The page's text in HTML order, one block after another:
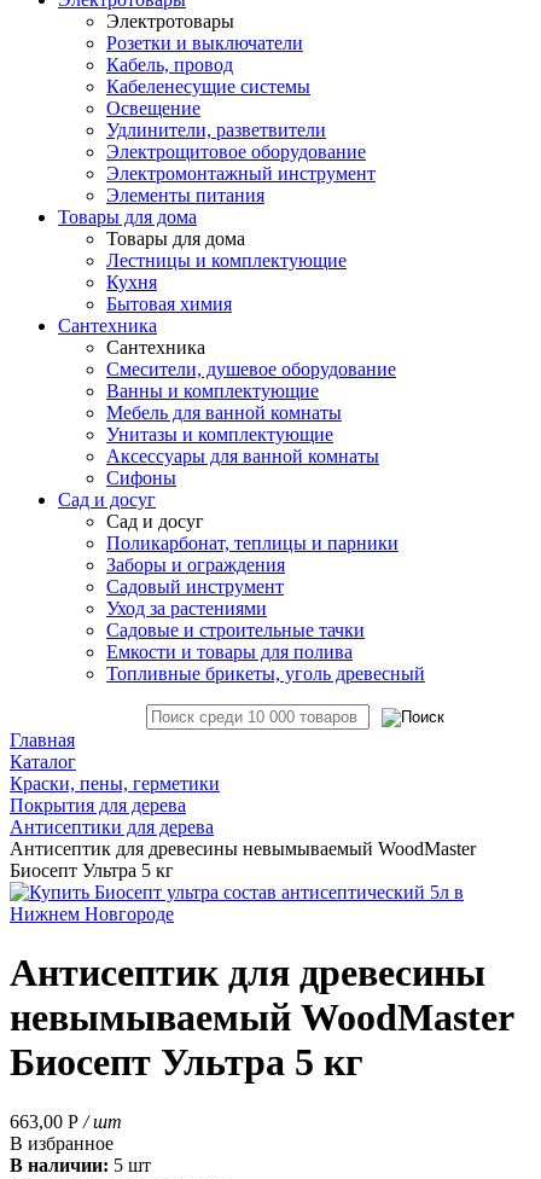
Электротовары
Розетки и выключатели
Кабель, провод
Кабеленесущие системы
Освещение
Удлинители, разветвители
Электрощитовое оборудование
Электромонтажный инструмент
Элементы питания
Товары для дома
Товары для дома
Лестницы и комплектующие
Кухня
Бытовая химия
Сантехника
Сантехника
Смесители, душевое оборудование
Ванны и комплектующие
Мебель для ванной комнаты
Унитазы и комплектующие
Аксессуары для ванной комнаты
Сифоны
Сад и досуг
Сад и досуг
Поликарбонат, теплицы и парники
Заборы и ограждения
Садовый инструмент
Уход за растениями
Садовые и строительные тачки
Емкости и товары для полива
Топливные брикеты, уголь древесный
Главная
Каталог
Краски, пены, герметики
Покрытия для дерева
Антисептики для дерева
Антисептик для древесины невымываемый WoodMaster
Биосепт Ультра 5 кг
Антисептик для древесины
невымываемый WoodMaster
Биосепт Ультра 5 кг
663,00 Р / шт
В избранное
В наличии: 5 шт